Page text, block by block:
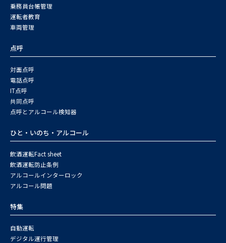
乗務員台帳管理
運転者教育
車両管理
点呼
対面点呼
電話点呼
IT点呼
共同点呼
点呼とアルコール検知器
ひと・いのち・アルコール
飲酒運転Fact sheet
飲酒運転防止条例
アルコールインターロック
アルコール問題
特集
自動運転
デジタル運行管理